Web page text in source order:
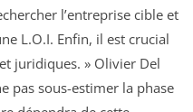
l’entreprise cible et
L.O.I. Enfin, il est crucial
juridiques. » Olivier Del
pas sous-estimer la phase